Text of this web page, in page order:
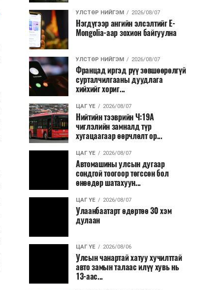
УЛСТӨР НИЙГЭМ 2026/08/07
Нэгдүгээр ангийн элсэлтийг E-
Mongolia-аар зохион байгуулна
УЛСТӨР НИЙГЭМ 2026/08/07
Францад иргэд рүү зөвшөөрөлгүй
сурталчилгааны дуудлага
хийхийг хориг...
ЦАГ ҮЕ 2026/08/07
Нийтийн тээврийн Ч:19А
чиглэлийн замналд түр
хугацаагаар өөрчлөлт ор...
ЦАГ ҮЕ 2026/08/07
Автомашины улсын дугаар
сондгой тоогоор төгссөн бол
өнөөдөр шатахуун...
ЦАГ ҮЕ 2026/08/07
Улаанбаатарт өдөртөө 30 хэм
дулаан
ЦАГ ҮЕ 2026/08/06
Улсын чанартай хатуу хучилттай
авто замын талаас илүү хувь нь
13-аас...